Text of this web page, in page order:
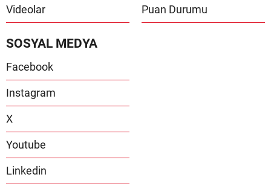
Videolar Puan Durumu
SOSYAL MEDYA
Facebook
Instagram
X
Youtube
Linkedin